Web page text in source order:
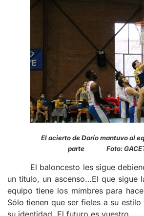
El acierto de Darío mantuvo al
parte Foto:
El baloncesto les sigue
un título, un ascenso…El que sigue
equipo tiene los mimbres para
Sólo tienen que ser fieles a su
su identidad. El futuro es vuestro.